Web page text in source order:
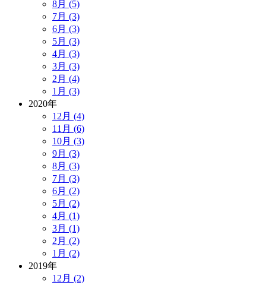
8月 (5)
7月 (3)
6月 (3)
5月 (3)
4月 (3)
3月 (3)
2月 (4)
1月 (3)
2020年
12月 (4)
11月 (6)
10月 (3)
9月 (3)
8月 (3)
7月 (3)
6月 (2)
5月 (2)
4月 (1)
3月 (1)
2月 (2)
1月 (2)
2019年
12月 (2)